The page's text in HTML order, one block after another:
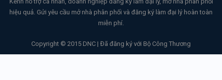
hiệu quả. Gửi yêu cầu mở nhà phân phối và đăng ký làm đại lý hoàn toàn
miễn phí.
Copyright © 2015 DNC | Đã đăng ký với Bộ Công Thương